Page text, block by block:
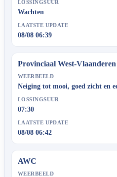
LOSSINGSUUR
Wachten
LAATSTE UPDATE
08/08 06:39
Provinciaal West-Vlaanderen
WEERBEELD
Neiging tot mooi, goed zicht en
LOSSINGSUUR
07:30
LAATSTE UPDATE
08/08 06:42
AWC
WEERBEELD